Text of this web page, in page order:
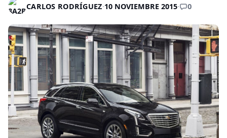
CARLOS RODRÍGUEZ·10 NOVIEMBRE 2015· 0